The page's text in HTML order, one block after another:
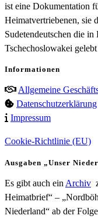
ist eine Dokumentation
Heimatvertriebenen, sie
Sudetendeutschen die
Tschechoslowakei gelebt
Informationen
Allgemeine
Datenschutzerklärung
Impressum
Cookie-Richtlinie (EU)
Ausgaben „Unser
Es gibt auch ein Archiv
Heimatbrief“ –
Niederland“ ab der